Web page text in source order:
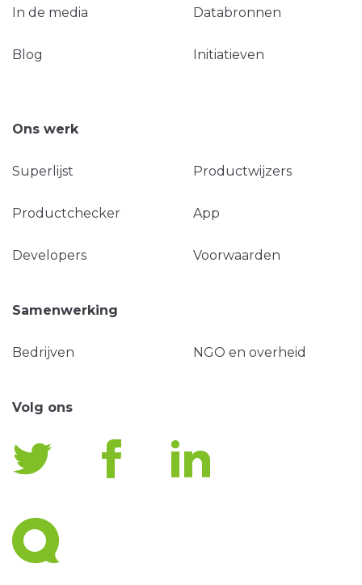
In de media Databronnen
Blog Initiatieven
Ons werk
Superlijst Productwijzers
Productchecker App
Developers Voorwaarden
Samenwerking
Bedrijven NGO en overheid
Volg ons